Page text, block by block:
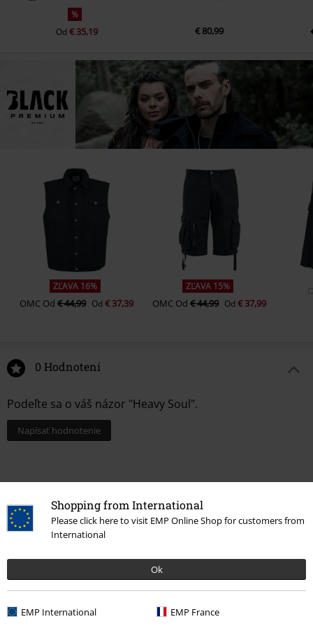
Shopping from International
Please click here to visit EMP Online Shop for customers from
International
Ok
EMP International EMP France
%
Od € 35,19 € 80,99
ZĽAVA 16%
OMC Od€ 44,99 Od€ 37,39
ZĽAVA 15%
OMC Od€ 44,99 Od€ 37,99
0 Hodnotení
Podeľte sa o váš názor "Heavy Soul".
Napísať hodnotenie
Naposledy navštívené